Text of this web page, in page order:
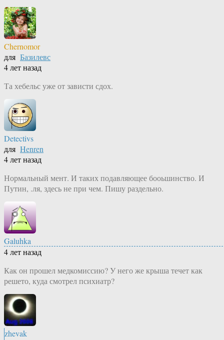
Chernomor
для Базилевс
4 лет назад
Та хебельс уже от зависти сдох.
Detectivs
для Henren
4 лет назад
Нормальный мент. И таких подавляющее бооьшинство. И
Путин, .ля, здесь не при чем. Пишу раздельно.
Galuhka
4 лет назад
Как он прошел медкомиссию? У него же крыша течет как
решето, куда смотрел психиатр?
zhevak